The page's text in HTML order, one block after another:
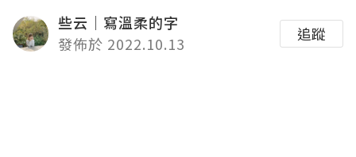
些云｜寫溫柔的字
發佈於 2022.10.13
追蹤